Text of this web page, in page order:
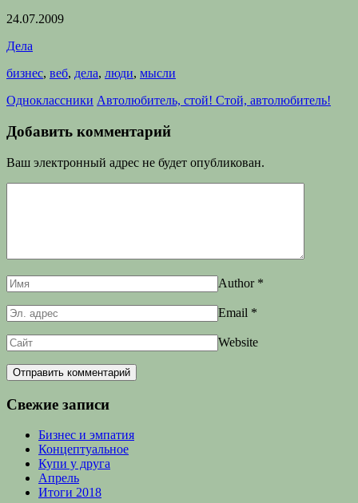
24.07.2009
Дела
бизнес, веб, дела, люди, мысли
Одноклассники Автолюбитель, стой! Стой, автолюбитель!
Добавить комментарий
Ваш электронный адрес не будет опубликован.
Author *
Email *
Website
Свежие записи
Бизнес и эмпатия
Концептуальное
Купи у друга
Апрель
Итоги 2018